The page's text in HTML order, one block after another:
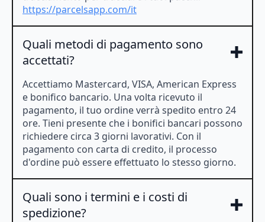
https://parcelsapp.com/it
Quali metodi di pagamento sono
accettati?
Accettiamo Mastercard, VISA, American Express
e bonifico bancario. Una volta ricevuto il
pagamento, il tuo ordine verrà spedito entro 24
ore. Tieni presente che i bonifici bancari possono
richiedere circa 3 giorni lavorativi. Con il
pagamento con carta di credito, il processo
d'ordine può essere effettuato lo stesso giorno.
Quali sono i termini e i costi di
spedizione?